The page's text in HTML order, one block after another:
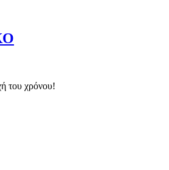
του χρόνου!